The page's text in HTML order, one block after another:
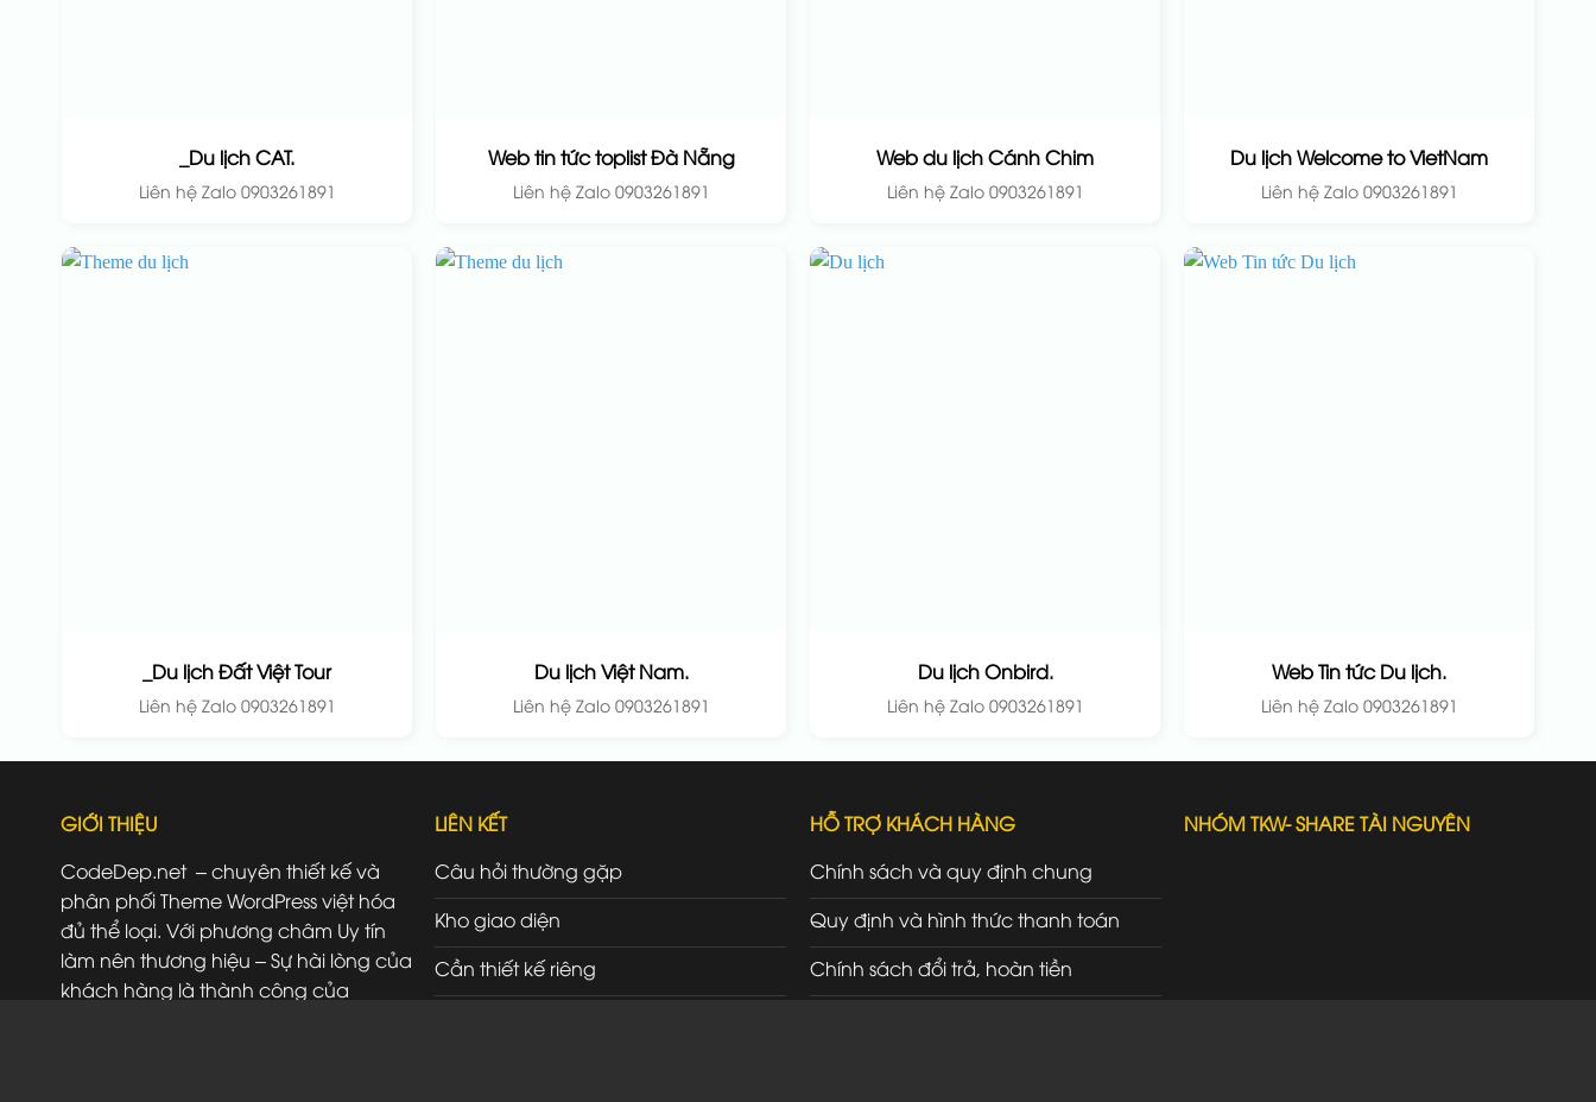
_Du lịch CAT.
Liên hệ Zalo 0903261891
Web tin tức toplist Đà Nẵng
Liên hệ Zalo 0903261891
Web du lịch Cánh Chim
Liên hệ Zalo 0903261891
Du lịch Welcome to VietNam
Liên hệ Zalo 0903261891
_Du lịch Đất Việt Tour
Liên hệ Zalo 0903261891
Du lịch Việt Nam.
Liên hệ Zalo 0903261891
Du lịch Onbird.
Liên hệ Zalo 0903261891
Web Tin tức Du lịch.
Liên hệ Zalo 0903261891
GIỚI THIỆU
CodeDep.net – chuyên thiết kế và
phân phối Theme WordPress việt hóa
đủ thể loại. Với phương châm Uy tín
làm nên thương hiệu – Sự hài lòng của
khách hàng là thành công của
LIÊN KẾT
Câu hỏi thường gặp
Kho giao diện
Cần thiết kế riêng
HỖ TRỢ KHÁCH HÀNG
Chính sách và quy định chung
Quy định và hình thức thanh toán
Chính sách đổi trả, hoàn tiền
NHÓM TKW- SHARE TÀI NGUYÊN